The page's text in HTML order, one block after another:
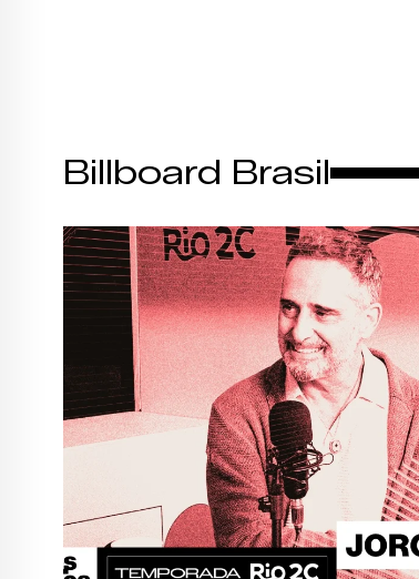
Billboard Brasil